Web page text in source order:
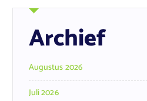
Archief
Augustus 2026
Juli 2026